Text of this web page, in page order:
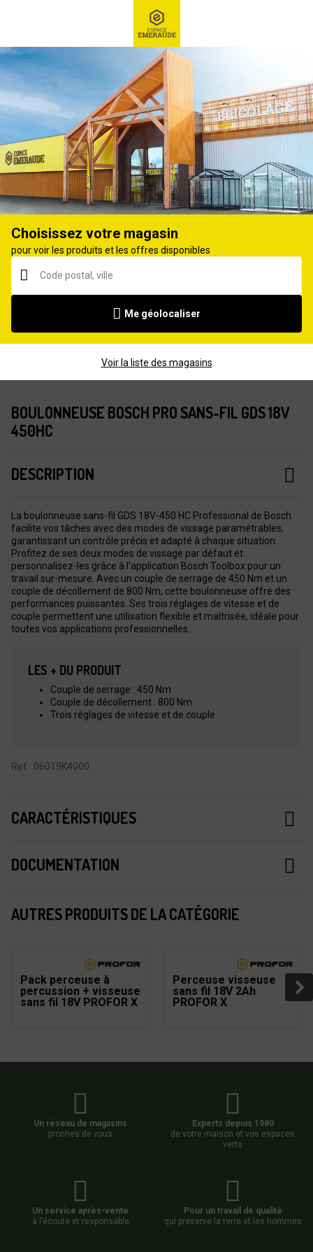
Ex : Robot tondeuse, ...
Perceuse visseuse sans fil
BOULONNEUSE BOSCH PRO SANS-FIL GDS 18V
450HC
DESCRIPTION
La boulonneuse sans-fil GDS 18V-450 HC Professional de Bosch
facilite vos tâches avec des modes de vissage paramétrables,
garantissant un contrôle précis et adapté à chaque situation.
Profitez de ses deux modes de vissage par défaut et
personnalisez-les grâce à l'application Bosch Toolbox pour un
travail sur-mesure. Avec un couple de serrage de 450 Nm et un
couple de décollement de 800 Nm, cette boulonneuse offre des
performances puissantes. Ses trois réglages de vitesse et de
couple permettent une utilisation flexible et maîtrisée, idéale pour
toutes vos applications professionnelles.
LES + DU PRODUIT
Couple de serrage : 450 Nm
Couple de décollement : 800 Nm
Trois réglages de vitesse et de couple
Ref : 06019K4000
CARACTÉRISTIQUES
DOCUMENTATION
AUTRES PRODUITS DE LA CATÉGORIE
Pack perceuse à
percussion + visseuse
sans fil 18V PROFOR X
Perceuse visseuse
sans fil 18V 2Ah
PROFOR X
Un réseau de magasins
proches de vous
Experts depuis 1980
de votre maison et vos espaces
verts
Un service après-vente
à l’écoute et responsable
Pour un travail de qualité
qui préserve la terre et les hommes
Choisissez votre magasin
pour voir les produits et les offres disponibles
Me géolocaliser
Voir la liste des magasins